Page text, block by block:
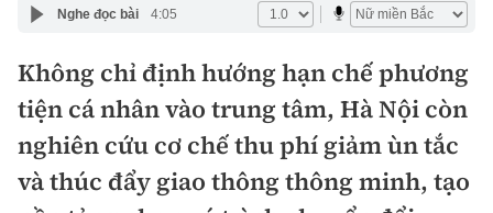
Thời sự
Chính trị
Xã hội
Chuyện dọc đường
Xây dựng
Chỉ đạo điều hành
Quy hoạch kiến trúc
Giao thông
Quản lý
Nghe đọc bài 4:05
Không chỉ định hướng hạn chế phương
tiện cá nhân vào trung tâm, Hà Nội còn
nghiên cứu cơ chế thu phí giảm ùn tắc
và thúc đẩy giao thông thông minh, tạo